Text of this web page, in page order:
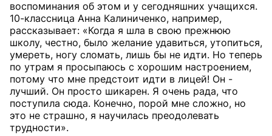
воспоминания об этом и у сегодняшних учащихся.
10-классница Анна Калиниченко, например,
рассказывает: «Когда я шла в свою прежнюю
школу, честно, было желание удавиться, утопиться,
умереть, ногу сломать, лишь бы не идти. Но теперь
по утрам я просыпаюсь с хорошим настроением,
потому что мне предстоит идти в лицей! Он -
лучший. Он просто шикарен. Я очень рада, что
поступила сюда. Конечно, порой мне сложно, но
это не страшно, я научилась преодолевать
трудности».